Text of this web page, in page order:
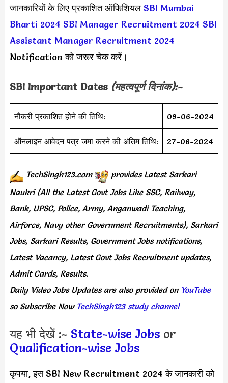
जानकारियों के लिए प्रकाशित ऑफिशियल SBI Mumbai
Bharti 2024 SBI Manager Recruitment 2024 SBI
Assistant Manager Recruitment 2024
Notification को जरूर चेक करें।
SBI Important Dates (महत्वपूर्ण दिनांक):-
नौकरी प्रकाशित होने की तिथि: 09-06-2024
ऑनलाइन आवेदन पत्र जमा करने की अंतिम तिथि: 27-06-2024
TechSingh123.com provides Latest Sarkari
Naukri (All the Latest Govt Jobs Like SSC, Railway,
Bank, UPSC, Police, Army, Anganwadi Teaching,
Airforce, Navy other Government Recruitments), Sarkari
Jobs, Sarkari Results, Government Jobs notifications,
Latest Vacancy, Latest Govt Jobs Recruitment updates,
Admit Cards, Results.
Daily Video Jobs Updates are also provided onYouTube
so Subscribe Now TechSingh123 study channel
यह भी देखें :- State-wise Jobs or
Qualification-wise Jobs
कृपया, इस SBI New Recruitment 2024 के जानकारी को